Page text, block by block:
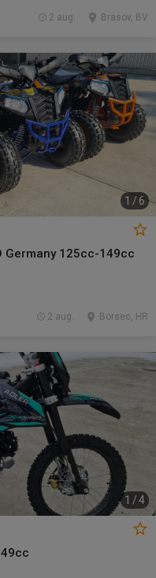
Brasov, BV
2 aug.
1 /6
Germany 125cc-149cc
Borsec, HR
2 aug.
1 /4